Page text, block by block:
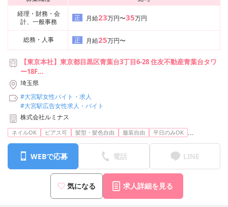
経理・財務・会
計、一般事務
正 月給23万円〜35万円
総務・人事 正 月給25万円〜
【東京本社】東京都目黒区青葉台3丁目6-28 住友不動産青葉台タワ
ー18F
【新宿支社】東京都新宿区西新宿2丁目7-1 新宿第一生命ビルディン
【池袋支社】東京都豊島区池袋2-49-14 恩永メルヴェイユ 201号室
【横浜支社】神奈川県横浜市神奈川区台町17-1 マストビル4階E1号
室
※上記より希望の勤務地で勤務可能です
埼玉県
#大宮駅女性バイト・求人
#大宮駅広告女性求人・バイト
株式会社ルミナス
ネイルOK ピアス可 髪型・髪色自由 服装自由 平日のみOK ...
WEBで応募 電話 LINE
気になる 求人詳細を見る